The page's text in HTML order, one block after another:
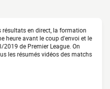
résultats en direct, la formation
heure avant le coup d'envoi et le
de Premier League. On
les résumés vidéos des matchs